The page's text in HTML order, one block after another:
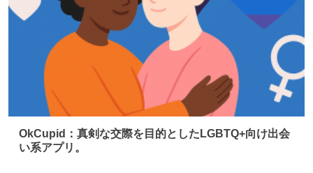
OkCupid：真剣な交際を目的としたLGBTQ+向け出会
い系アプリ。